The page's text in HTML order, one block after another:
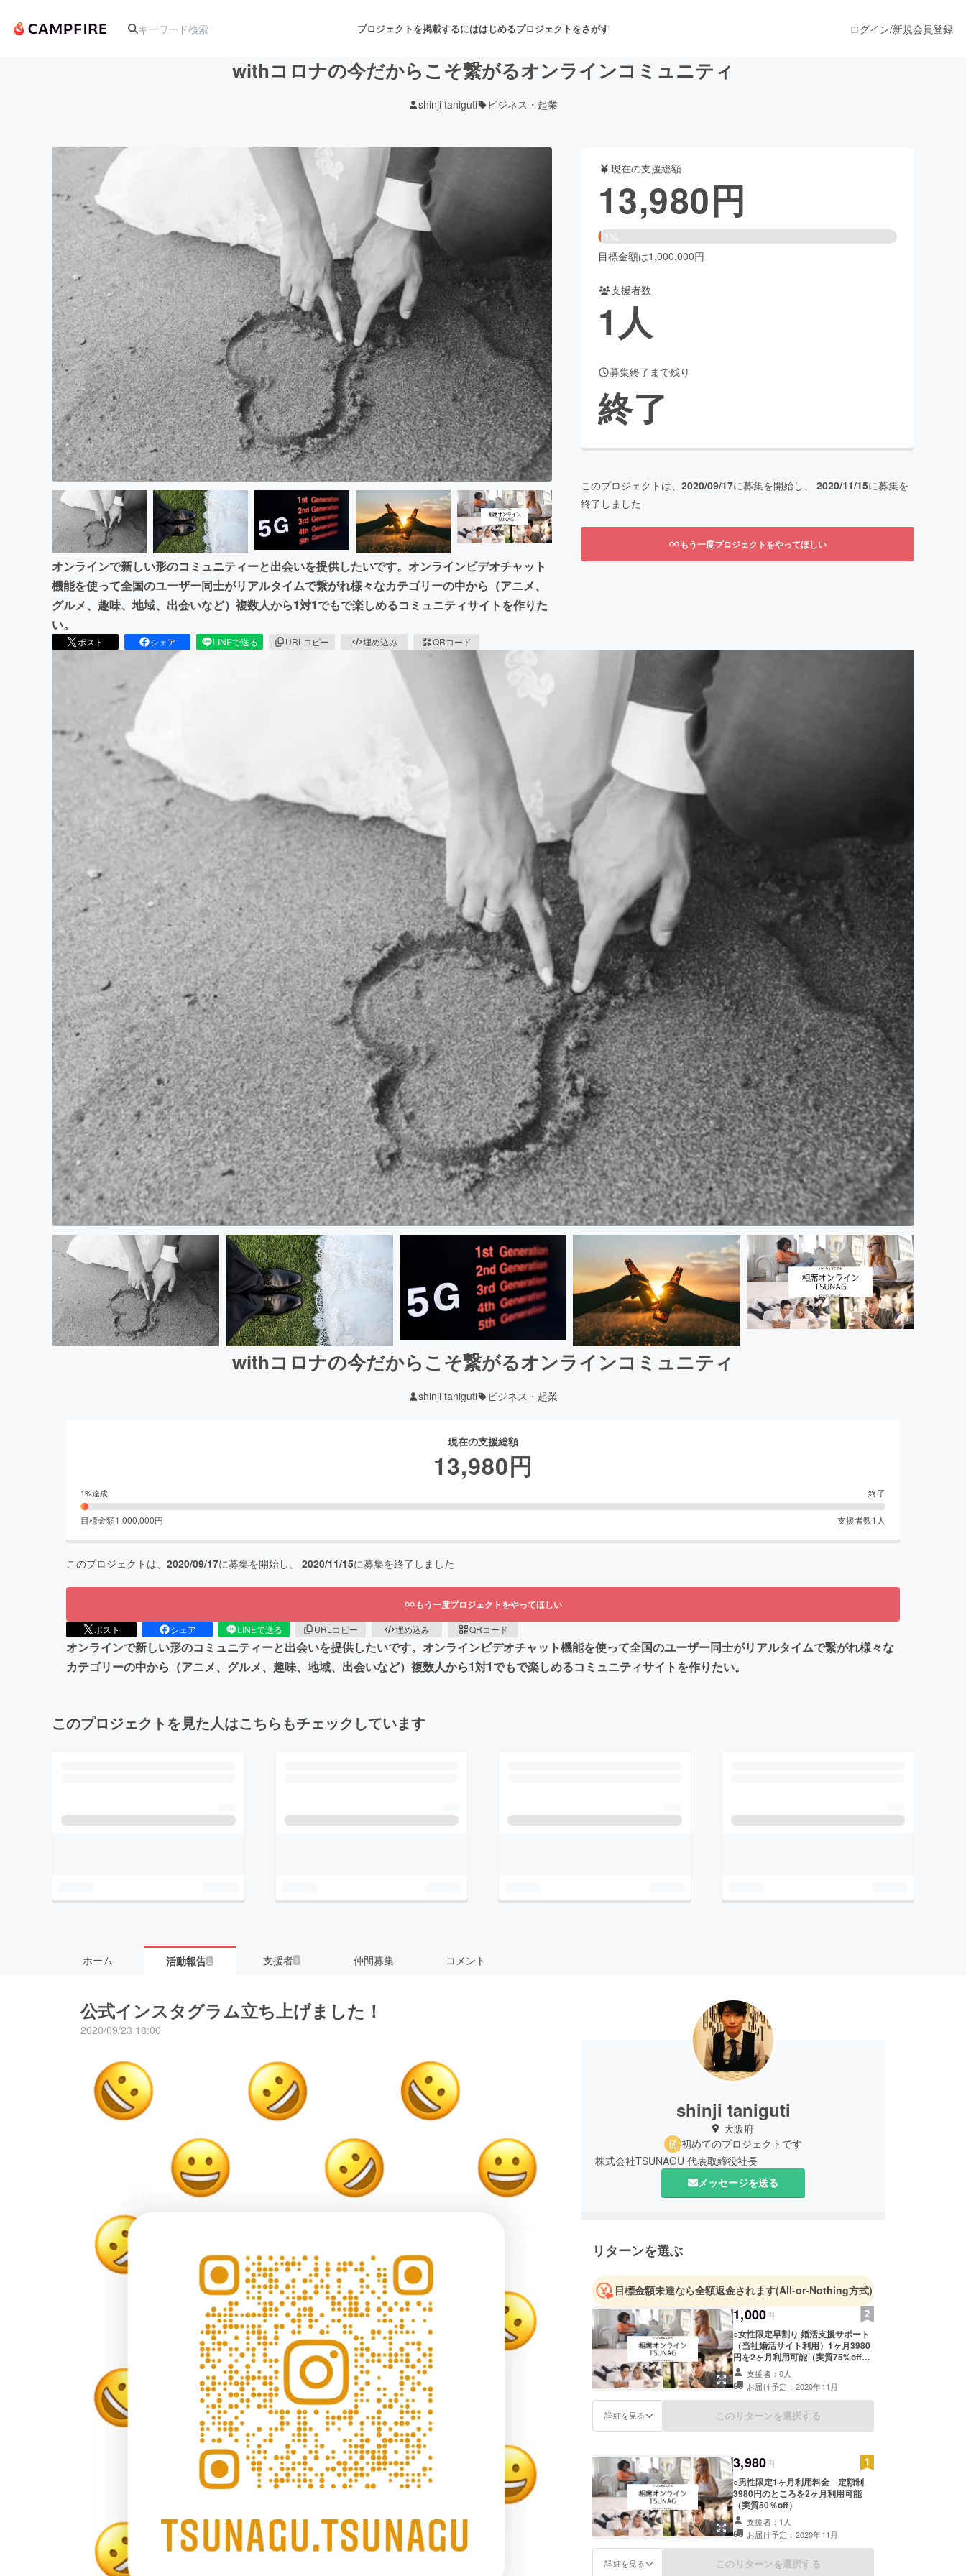
プロジェクトを掲載するにははじめるプロジェクトをさがす
音楽 舞台・パフォーマンス
テクノロジー・ガジェット ゲーム・サービス開発 ファッション
映像・映画 書籍・雑誌出版 アニメ・漫画
ビジネス・起業 チャレンジ ビューティー・ヘルスケア
まちづくり・地域活性化
CAMPFIRE for Social GoodCAMPFIRE Creation
CAMPFIREふるさと納税machi-yaコミュニティ
ログイン/新規会員登録
withコロナの今だからこそ繋がるオンラインコミュニティ
shinji taniguti ビジネス・起業
オンラインで新しい形のコミュニティーと出会いを提供したいです。オンラインビデオチャット
機能を使って全国のユーザー同士がリアルタイムで繋がれ様々なカテゴリーの中から（アニメ、
グルメ、趣味、地域、出会いなど）複数人から1対1でもで楽しめるコミュニティサイトを作りた
い。
ポスト シェア LINEで送る URLコピー 埋め込み QRコード
現在の支援総額
13,980円
1%
目標金額は1,000,000円
支援者数
1人
募集終了まで残り
終了
このプロジェクトは、 2020/09/17に募集を開始し、 2020/11/15に募集を
終了しました
もう一度プロジェクトをやってほしい
withコロナの今だからこそ繋がるオンラインコミュニティ
shinji taniguti ビジネス・起業
現在の支援総額
13,980円
1%達成 終了
目標金額1,000,000円 支援者数1 人
このプロジェクトは、 2020/09/17に募集を開始し、 2020/11/15に募集を終了しました
もう一度プロジェクトをやってほしい
ポスト シェア LINEで送る URLコピー 埋め込み QRコード
オンラインで新しい形のコミュニティーと出会いを提供したいです。オンラインビデオチャット機能を使って全国のユーザー同士がリアルタイムで繋がれ様々な
カテゴリーの中から（アニメ、グルメ、趣味、地域、出会いなど）複数人から1対1でもで楽しめるコミュニティサイトを作りたい。
このプロジェクトを見た人はこちらもチェックしています
ホーム 活動報告2 支援者 1 仲間募集 コメント
公式インスタグラム立ち上げました！
2020/09/23 18:00
shinji taniguti
大阪府
初めてのプロジェクトです
株式会社TSUNAGU 代表取締役社長
メッセージを送る
リターンを選ぶ
目標金額未達なら全額返金されます(All-or-Nothing方式)
1,000円
○女性限定早割り 婚活支援サポート
（当社婚活サイト利用）1ヶ月3980
円を2ヶ月利用可能（実質75%off）
恋愛カウンセラー（恋の応援企画）
1ヶ月1ヶ月3980円を2ヶ月利用可能
（実質75%off）
支援者：0人
お届け予定：2020年11月
詳細を見る このリターンを選択する
3,980円
○男性限定1ヶ月利用料金 定額制
3980円のところを2ヶ月利用可能
（実質50％off）
支援者：1人
お届け予定：2020年11月
詳細を見る このリターンを選択する